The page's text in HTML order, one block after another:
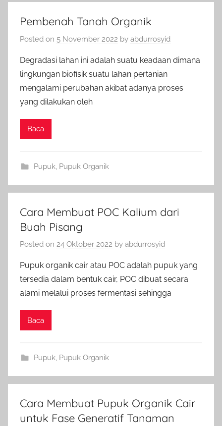
Pembenah Tanah Organik
Posted on 5 November 2022 by abdurrosyid
Degradasi lahan ini adalah suatu keadaan dimana
lingkungan biofisik suatu lahan pertanian
mengalami perubahan akibat adanya proses
yang dilakukan oleh
Baca
Pupuk, Pupuk Organik
Cara Membuat POC Kalium dari
Buah Pisang
Posted on 24 Oktober 2022 by abdurrosyid
Pupuk organik cair atau POC adalah pupuk yang
tersedia dalam bentuk cair, POC dibuat secara
alami melalui proses fermentasi sehingga
Baca
Pupuk, Pupuk Organik
Cara Membuat Pupuk Organik Cair
untuk Fase Generatif Tanaman